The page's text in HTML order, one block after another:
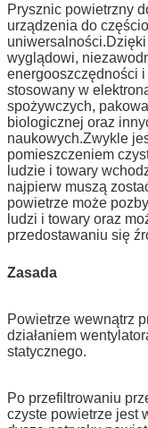
Prysznic powietrzny
urządzenia do
wyglądowi,
energooszczędności
stosowany w
spożywczych,
biologicznej oraz
naukowych.Zwykle
pomieszczeniem
ludzie i towary
najpierw muszą
powietrze może
ludzi i towary oraz
przedostawaniu się
Zasada
Powietrze wewnątrz
działaniem
statycznego.
Po przefiltrowaniu
czyste powietrze jest